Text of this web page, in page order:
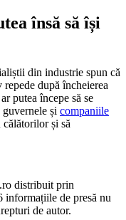
însă să își
din industrie spun că
după încheierea
putea începe să se
și companiile
călătorilor și să
distribuit prin
de presă nu
de autor.